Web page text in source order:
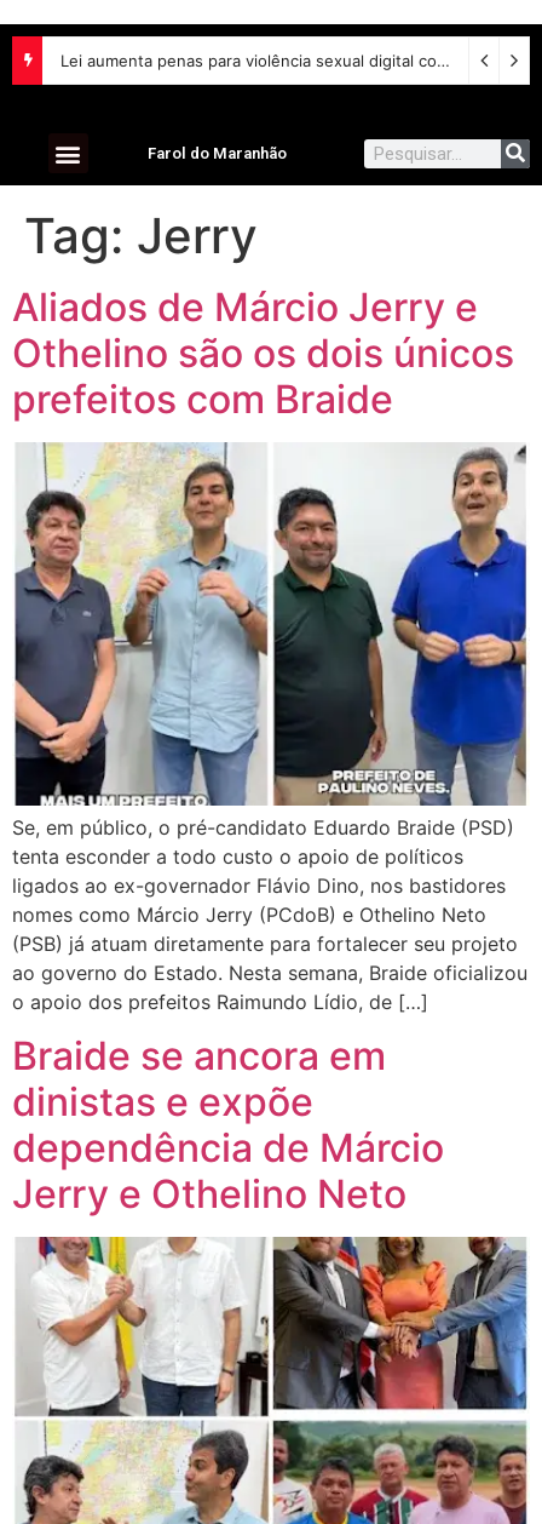
Lei aumenta penas para violência sexual digital contra crianças e adolescentes e endurece punições
Farol do Maranhão
Tag: Jerry
Aliados de Márcio Jerry e
Othelino são os dois únicos
prefeitos com Braide
Se, em público, o pré-candidato Eduardo Braide (PSD)
tenta esconder a todo custo o apoio de políticos
ligados ao ex-governador Flávio Dino, nos bastidores
nomes como Márcio Jerry (PCdoB) e Othelino Neto
(PSB) já atuam diretamente para fortalecer seu projeto
ao governo do Estado. Nesta semana, Braide oficializou
o apoio dos prefeitos Raimundo Lídio, de […]
Braide se ancora em
dinistas e expõe
dependência de Márcio
Jerry e Othelino Neto